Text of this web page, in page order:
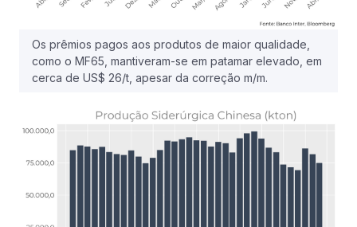
Os prêmios pagos aos produtos de maior qualidade,
como o MF65, mantiveram-se em patamar elevado, em
cerca de US$ 26/t, apesar da correção m/m.